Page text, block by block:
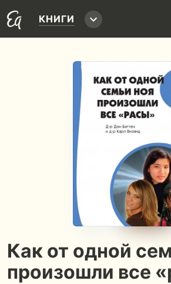
КНИГИ
Как от одной
произошли все